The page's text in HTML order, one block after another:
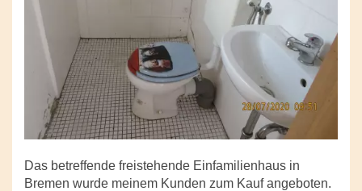
Das betreffende freistehende Einfamilienhaus in
Bremen wurde meinem Kunden zum Kauf angeboten.